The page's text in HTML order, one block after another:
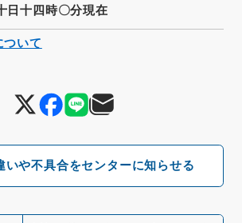
いや不具合をセンターに知らせる
日十四時〇分現在
ついて